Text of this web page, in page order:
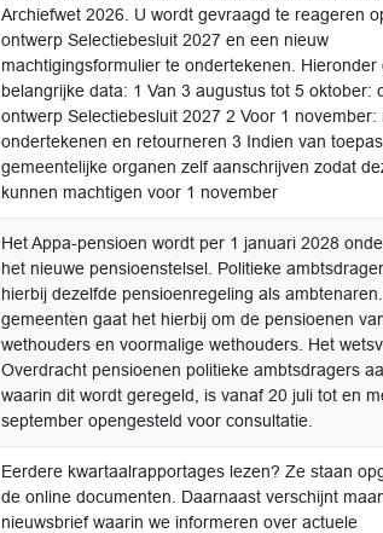
Archiefwet 2026. U wordt gevraagd te reageren
ontwerp Selectiebesluit 2027 en een nieuw
machtigingsformulier te ondertekenen. Hieronder
belangrijke data: 1 Van 3 augustus tot 5 oktober:
ontwerp Selectiebesluit 2027 2 Voor 1 november:
ondertekenen en retourneren 3 Indien van
gemeentelijke organen zelf aanschrijven zodat
kunnen machtigen voor 1 november
Het Appa-pensioen wordt per 1 januari 2028
het nieuwe pensioenstelsel. Politieke
hierbij dezelfde pensioenregeling als ambtenaren.
gemeenten gaat het hierbij om de pensioenen
wethouders en voormalige wethouders. Het
Overdracht pensioenen politieke ambtsdragers
waarin dit wordt geregeld, is vanaf 20 juli tot en
september opengesteld voor consultatie.
Eerdere kwartaalrapportages lezen? Ze staan
de online documenten. Daarnaast verschijnt
nieuwsbrief waarin we informeren over actuele